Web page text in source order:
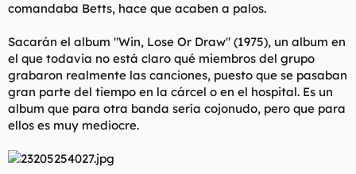
comandaba Betts, hace que acaben a palos.
Sacarán el album "Win, Lose Or Draw" (1975), un album en
el que todavia no está claro qué miembros del grupo
grabaron realmente las canciones, puesto que se pasaban
gran parte del tiempo en la cárcel o en el hospital. Es un
album que para otra banda sería cojonudo, pero que para
ellos es muy mediocre.